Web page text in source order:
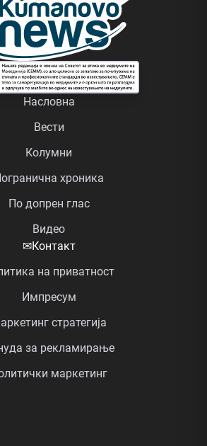
Насловна
Вести
Колумни
хроника
По допрен глас
Видео
✉Контакт
на приватност
Импресум
стратегија
за рекламирање
маркетинг